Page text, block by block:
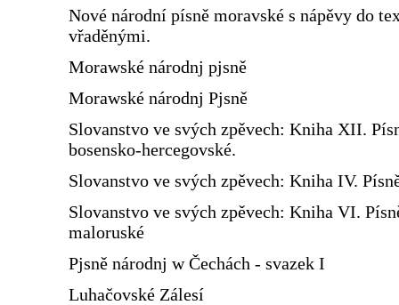
Nové národní písně moravské s nápěvy do
vřaděnými.
Morawské národnj pjsně
Morawské národnj Pjsně
Slovanstvo ve svých zpěvech: Kniha XII.
bosensko-hercegovské.
Slovanstvo ve svých zpěvech: Kniha IV.
Slovanstvo ve svých zpěvech: Kniha VI.
maloruské
Pjsně národnj w Čechách - svazek I
Luhačovské Zálesí